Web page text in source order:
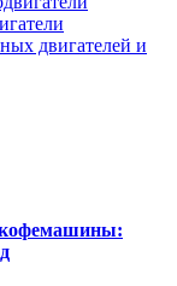
двигателей и
кофемашины: